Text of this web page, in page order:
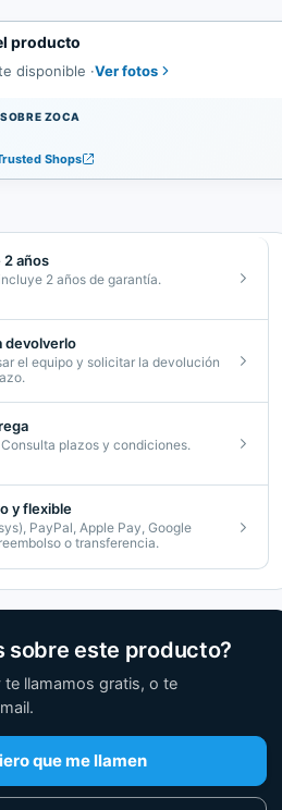
producto
disponible ·Ver fotos
ZOCA
Shops
2 años
2 años de garantía.
devolverlo
el equipo y solicitar la devolución
plazos y condiciones.
y flexible
PayPal, Apple Pay, Google
o transferencia.
sobre este producto?
llamamos gratis, o te
que me llamen